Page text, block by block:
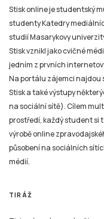
studií Masarykovy
Stisk vznikl jako cvičné
jedním z prvních
Na portálu zájemci najdou
Stisk a také výstupy
na sociální sítě). Cílem
prostředí, každý student si
výrobě online
působení na sociálních
médií.
TIRÁŽ
Tiskové zprávy a náměty